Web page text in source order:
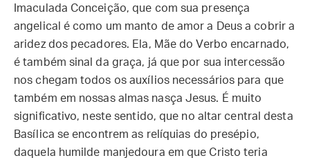
Imaculada Conceição, que com sua presença
angelical é como um manto de amor a Deus a cobrir a
aridez dos pecadores. Ela, Mãe do Verbo encarnado,
é também sinal da graça, já que por sua intercessão
nos chegam todos os auxílios necessários para que
também em nossas almas nasça Jesus. É muito
significativo, neste sentido, que no altar central desta
Basílica se encontrem as relíquias do presépio,
daquela humilde manjedoura em que Cristo teria